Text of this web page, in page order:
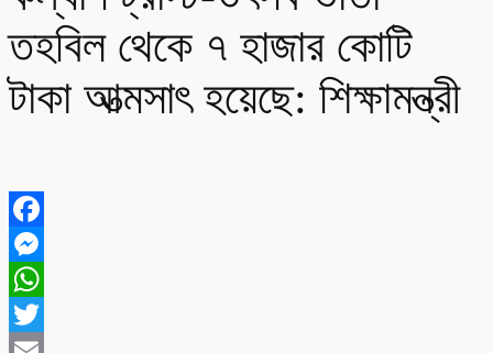
তহবিল থেকে ৭ হাজার কোটি
টাকা আত্মসাৎ হয়েছে: শিক্ষামন্ত্রী
Facebook
Messenger
WhatsApp